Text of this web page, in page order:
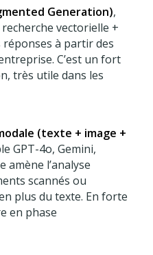
Generation),
vectorielle +
à partir des
C’est un fort
très utile dans les
(texte + image +
GPT-4o, Gemini,
amène l’analyse
scannés ou
plus du texte. En forte
en phase